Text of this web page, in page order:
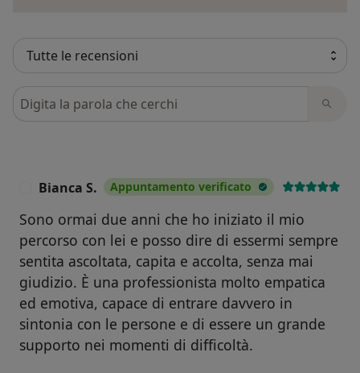
Cerca nelle recensioni
Bianca S. Appuntamento verificato
Sono ormai due anni che ho iniziato il mio
percorso con lei e posso dire di essermi sempre
sentita ascoltata, capita e accolta, senza mai
giudizio. È una professionista molto empatica
ed emotiva, capace di entrare davvero in
sintonia con le persone e di essere un grande
supporto nei momenti di difficoltà.